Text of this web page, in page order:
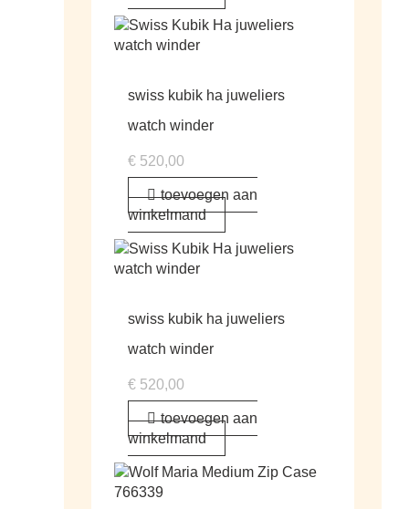
swiss kubik ha juweliers
watch winder
€ 520,00
toevoegen aan
winkelmand
swiss kubik ha juweliers
watch winder
€ 520,00
toevoegen aan
winkelmand